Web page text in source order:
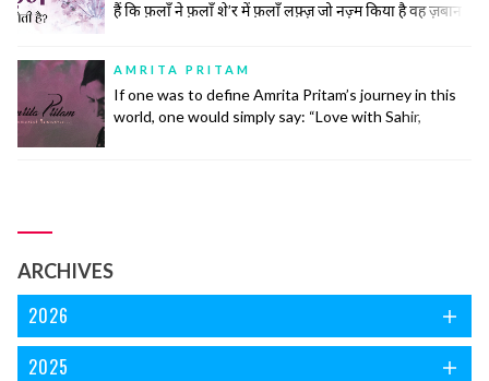
हैं कि फ़लाँ ने फ़लाँ शे’र में फ़लाँ लफ़्ज़ जो नज़्म किया है वह ज़बान
बेश्तर तीन... continue reading
AMRITA PRITAM
If one was to define Amrita Pritam’s journey in this
world, one would simply say: “Love with Sahir,
ARCHIVES
2026
2025